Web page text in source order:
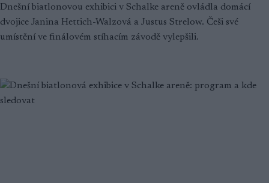
Dnešní biatlonovou exhibici v Schalke areně ovládla domácí
dvojice Janina Hettich-Walzová a Justus Strelow. Češi své
umístění ve finálovém stíhacím závodě vylepšili.